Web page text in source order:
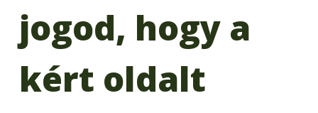
jogod, hogy a
kért oldalt